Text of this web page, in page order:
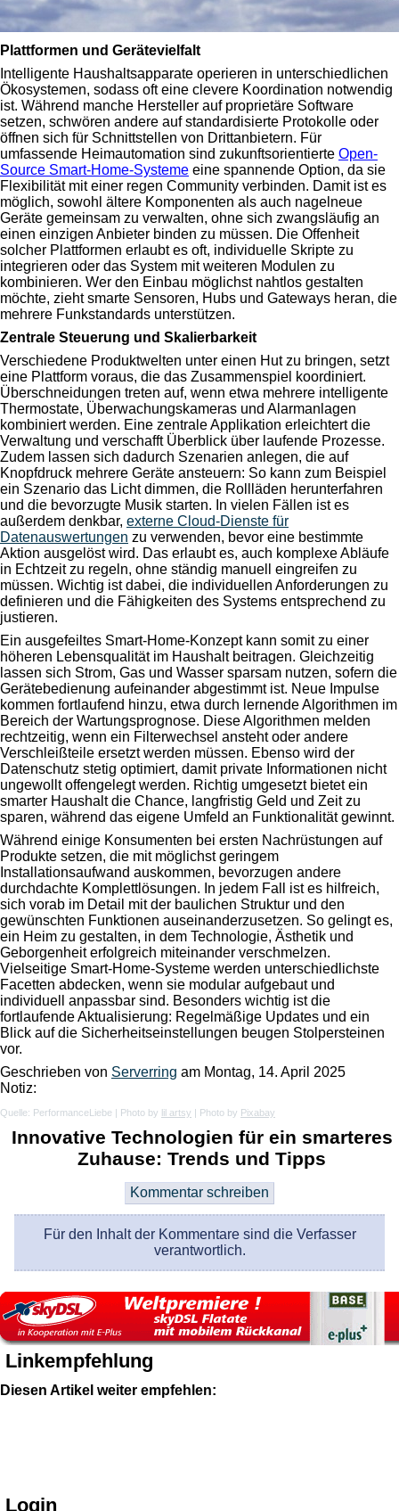
Plattformen und Gerätevielfalt
Intelligente Haushaltsapparate operieren in unterschiedlichen
Ökosystemen, sodass oft eine clevere Koordination notwendig
ist. Während manche Hersteller auf proprietäre Software
setzen, schwören andere auf standardisierte Protokolle oder
öffnen sich für Schnittstellen von Drittanbietern. Für
umfassende Heimautomation sind zukunftsorientierte Open-
Source Smart-Home-Systeme eine spannende Option, da sie
Flexibilität mit einer regen Community verbinden. Damit ist es
möglich, sowohl ältere Komponenten als auch nagelneue
Geräte gemeinsam zu verwalten, ohne sich zwangsläufig an
einen einzigen Anbieter binden zu müssen. Die Offenheit
solcher Plattformen erlaubt es oft, individuelle Skripte zu
integrieren oder das System mit weiteren Modulen zu
kombinieren. Wer den Einbau möglichst nahtlos gestalten
möchte, zieht smarte Sensoren, Hubs und Gateways heran, die
mehrere Funkstandards unterstützen.
Zentrale Steuerung und Skalierbarkeit
Verschiedene Produktwelten unter einen Hut zu bringen, setzt
eine Plattform voraus, die das Zusammenspiel koordiniert.
Überschneidungen treten auf, wenn etwa mehrere intelligente
Thermostate, Überwachungskameras und Alarmanlagen
kombiniert werden. Eine zentrale Applikation erleichtert die
Verwaltung und verschafft Überblick über laufende Prozesse.
Zudem lassen sich dadurch Szenarien anlegen, die auf
Knopfdruck mehrere Geräte ansteuern: So kann zum Beispiel
ein Szenario das Licht dimmen, die Rollläden herunterfahren
und die bevorzugte Musik starten. In vielen Fällen ist es
außerdem denkbar, externe Cloud-Dienste für
Datenauswertungen zu verwenden, bevor eine bestimmte
Aktion ausgelöst wird. Das erlaubt es, auch komplexe Abläufe
in Echtzeit zu regeln, ohne ständig manuell eingreifen zu
müssen. Wichtig ist dabei, die individuellen Anforderungen zu
definieren und die Fähigkeiten des Systems entsprechend zu
justieren.
Ein ausgefeiltes Smart-Home-Konzept kann somit zu einer
höheren Lebensqualität im Haushalt beitragen. Gleichzeitig
lassen sich Strom, Gas und Wasser sparsam nutzen, sofern die
Gerätebedienung aufeinander abgestimmt ist. Neue Impulse
kommen fortlaufend hinzu, etwa durch lernende Algorithmen im
Bereich der Wartungsprognose. Diese Algorithmen melden
rechtzeitig, wenn ein Filterwechsel ansteht oder andere
Verschleißteile ersetzt werden müssen. Ebenso wird der
Datenschutz stetig optimiert, damit private Informationen nicht
ungewollt offengelegt werden. Richtig umgesetzt bietet ein
smarter Haushalt die Chance, langfristig Geld und Zeit zu
sparen, während das eigene Umfeld an Funktionalität gewinnt.
Während einige Konsumenten bei ersten Nachrüstungen auf
Produkte setzen, die mit möglichst geringem
Installationsaufwand auskommen, bevorzugen andere
durchdachte Komplettlösungen. In jedem Fall ist es hilfreich,
sich vorab im Detail mit der baulichen Struktur und den
gewünschten Funktionen auseinanderzusetzen. So gelingt es,
ein Heim zu gestalten, in dem Technologie, Ästhetik und
Geborgenheit erfolgreich miteinander verschmelzen.
Vielseitige Smart-Home-Systeme werden unterschiedlichste
Facetten abdecken, wenn sie modular aufgebaut und
individuell anpassbar sind. Besonders wichtig ist die
fortlaufende Aktualisierung: Regelmäßige Updates und ein
Blick auf die Sicherheitseinstellungen beugen Stolpersteinen
vor.
Geschrieben von Serverring am Montag, 14. April 2025
Notiz:
Quelle: PerformanceLiebe | Photo by lil artsy | Photo by Pixabay
Innovative Technologien für ein smarteres
Zuhause: Trends und Tipps
Für den Inhalt der Kommentare sind die Verfasser
verantwortlich.
Linkempfehlung
Diesen Artikel weiter empfehlen:
Login